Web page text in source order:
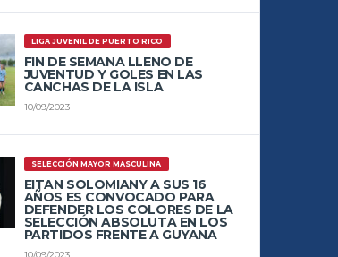
LIGA JUVENIL DE PUERTO RICO
FIN DE SEMANA LLENO DE
JUVENTUD Y GOLES EN LAS
CANCHAS DE LA ISLA
10/09/2023
SELECCIÓN MAYOR MASCULINA
EITAN SOLOMIANY A SUS 16
AÑOS ES CONVOCADO PARA
DEFENDER LOS COLORES DE LA
SELECCIÓN ABSOLUTA EN LOS
PARTIDOS FRENTE A GUYANA
10/09/2023